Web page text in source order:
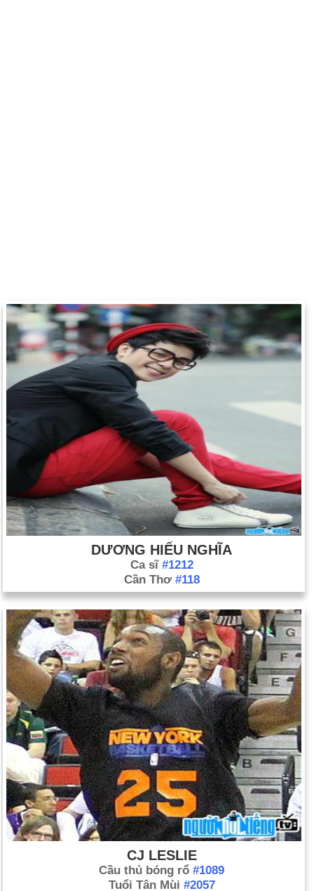
DƯƠNG HIẾU NGHĨA
Ca sĩ #1212
Cần Thơ #118
CJ LESLIE
Cầu thủ bóng rổ #1089
Tuổi Tân Mùi #2057